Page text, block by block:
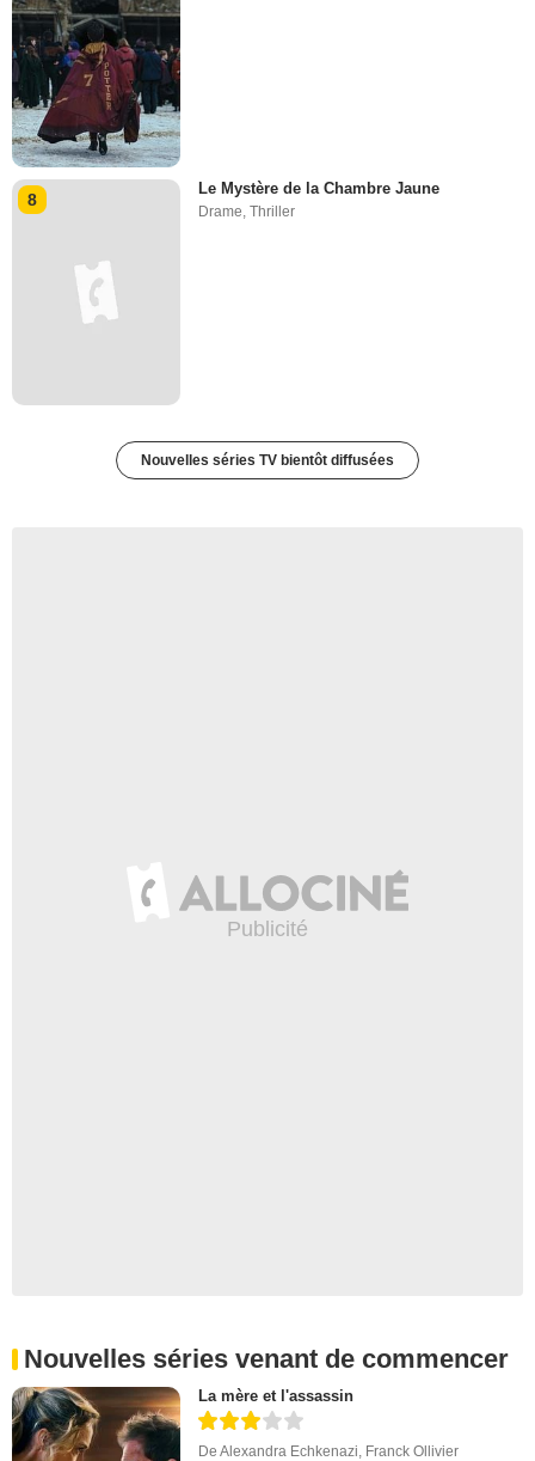
8
Le Mystère de la Chambre Jaune
Drame,Thriller
Nouvelles séries TV bientôt diffusées
Nouvelles séries venant de commencer
La mère et l'assassin
DeAlexandra Echkenazi Franck Ollivier